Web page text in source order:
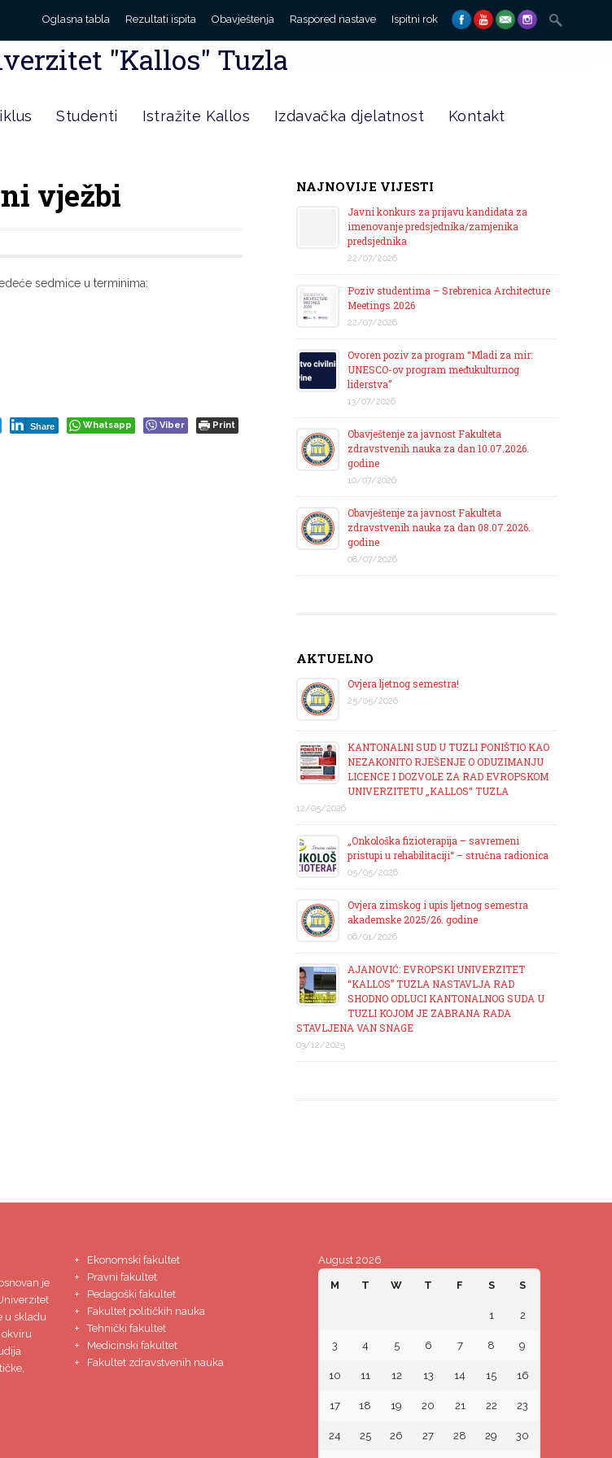
Oglasna tabla Rezultati ispita Obavještenja Raspored nastave Ispitni rok
Search
for:
"Kallos" Tuzla
Studenti Istražite Kallos Izdavačka djelatnost Kontakt
vježbi
sedmice u terminima:
Share Whatsapp Viber Print
NAJNOVIJE VIJESTI
Javni konkurs za prijavu kandidata za
imenovanje predsjednika/zamjenika
predsjednika
22/07/2026
Poziv studentima – Srebrenica Architecture
Meetings 2026
22/07/2026
Ovoren poziv za program “Mladi za mir:
UNESCO-ov program međukulturnog
liderstva”
13/07/2026
Obavještenje za javnost Fakulteta
zdravstvenih nauka za dan 10.07.2026.
godine
10/07/2026
Obavještenje za javnost Fakulteta
zdravstvenih nauka za dan 08.07.2026.
godine
08/07/2026
AKTUELNO
Ovjera ljetnog semestra!
25/05/2026
KANTONALNI SUD U TUZLI PONIŠTIO KAO
NEZAKONITO RJEŠENJE O ODUZIMANJU
LICENCE I DOZVOLE ZA RAD EVROPSKOM
UNIVERZITETU „KALLOS“ TUZLA
12/05/2026
„Onkološka fizioterapija – savremeni
pristupi u rehabilitaciji“ – stručna radionica
05/05/2026
Ovjera zimskog i upis ljetnog semestra
akademske 2025/26. godine
06/01/2026
AJANOVIĆ: EVROPSKI UNIVERZITET
“KALLOS” TUZLA NASTAVLJA RAD
SHODNO ODLUCI KANTONALNOG SUDA U
TUZLI KOJOM JE ZABRANA RADA
STAVLJENA VAN SNAGE
03/12/2025
je
u skladu
okviru
Ekonomski fakultet
Pravni fakultet
Pedagoški fakultet
Fakultet političkih nauka
Tehnički fakultet
Medicinski fakultet
Fakultet zdravstvenih nauka
August 2026
M T W T F S S
1 2
3 4 5 6 7 8 9
10 11 12 13 14 15 16
17 18 19 20 21 22 23
24 25 26 27 28 29 30